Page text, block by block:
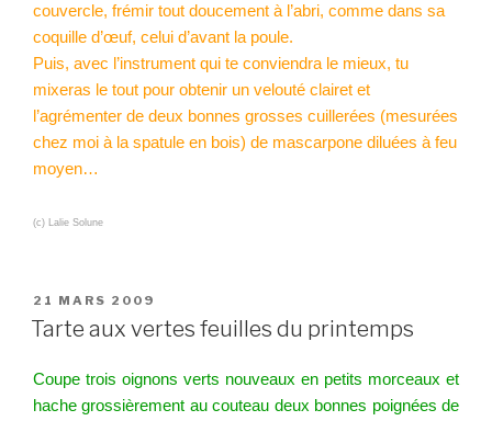
couvercle, frémir tout doucement à l’abri, comme dans sa
coquille d’œuf, celui d’avant la poule.
Puis, avec l’instrument qui te conviendra le mieux, tu
mixeras le tout pour obtenir un velouté clairet et
l’agrémenter de deux bonnes grosses cuillerées (mesurées
chez moi à la spatule en bois) de mascarpone diluées à feu
moyen…
(c) Lalie Solune
PUBLIÉ
LE
21 MARS 2009
Tarte aux vertes feuilles du printemps
Coupe trois oignons verts nouveaux en petits morceaux et
hache grossièrement au couteau deux bonnes poignées de